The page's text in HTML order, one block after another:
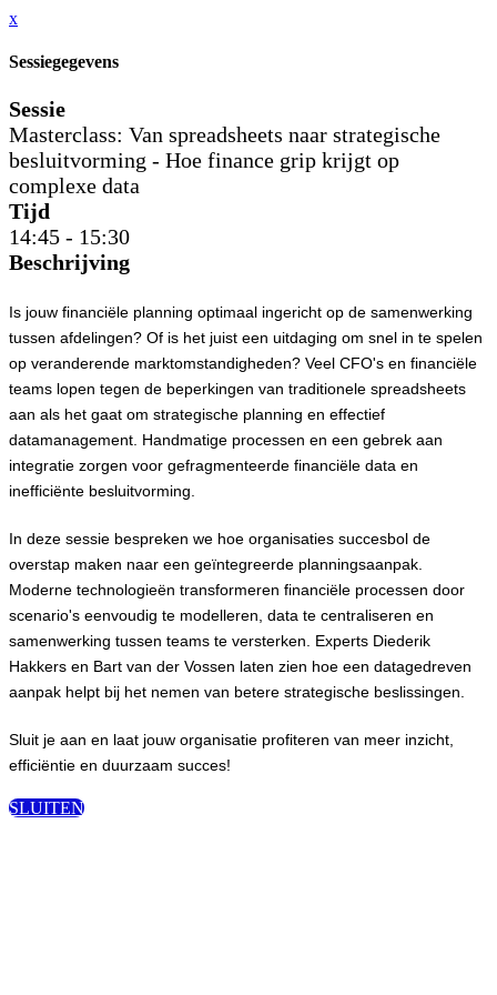
x
Sessiegegevens
Sessie
Masterclass: Van spreadsheets naar strategische
besluitvorming - Hoe finance grip krijgt op
complexe data
Tijd
14:45 - 15:30
Beschrijving
Is jouw financiële planning optimaal ingericht op de samenwerking
tussen afdelingen? Of is het juist een uitdaging om snel in te spelen
op veranderende marktomstandigheden? Veel CFO's en financiële
teams lopen tegen de beperkingen van traditionele spreadsheets
aan als het gaat om strategische planning en effectief
datamanagement. Handmatige processen en een gebrek aan
integratie zorgen voor gefragmenteerde financiële data en
inefficiënte besluitvorming.
In deze sessie bespreken we hoe organisaties succesbol de
overstap maken naar een geïntegreerde planningsaanpak.
Moderne technologieën transformeren financiële processen door
scenario's eenvoudig te modelleren, data te centraliseren en
samenwerking tussen teams te versterken. Experts Diederik
Hakkers en Bart van der Vossen laten zien hoe een datagedreven
aanpak helpt bij het nemen van betere strategische beslissingen.
Sluit je aan en laat jouw organisatie profiteren van meer inzicht,
efficiëntie en duurzaam succes!
SLUITEN